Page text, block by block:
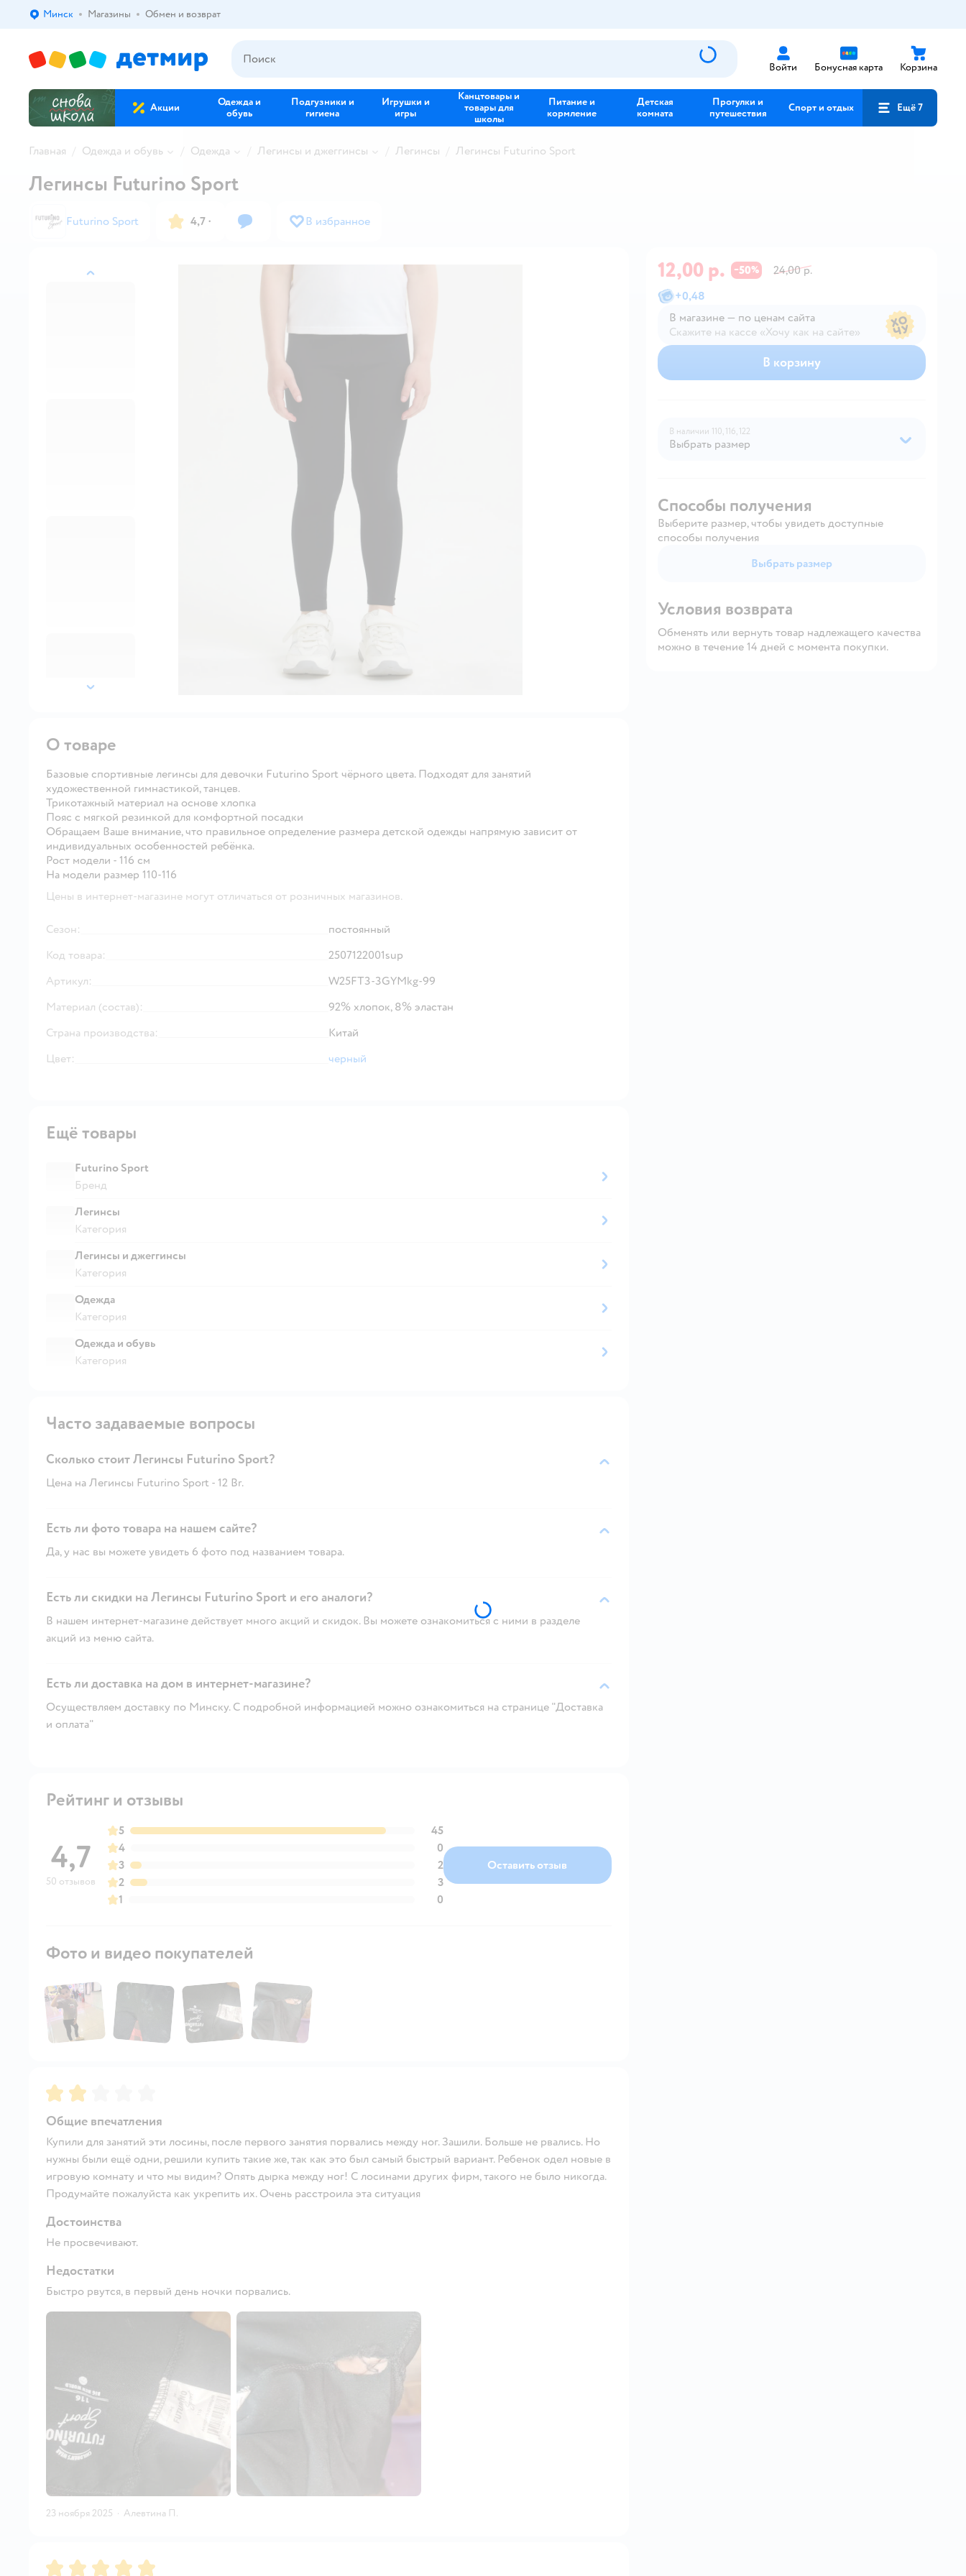
Выбор адреса доставки.
Минск Магазины Обмен и возврат
Войти Бонусная карта Корзина
Акции
Одежда и
обувь
Подгузники и
гигиена
Игрушки и
игры
Канцтовары и
товары для
школы
Питание и
кормление
Детская
комната
Прогулки и
путешествия
Спорт и отдых Ещё 7
Главная Одежда и обувь Одежда Легинсы и джеггинсы Легинсы Легинсы Futurino Sport
назад
далее
Легинсы Futurino Sport
Futurino Sport 4,7 · В избранное
12,00 р. −50%
24,00 р.
+0,48
В магазине — по ценам сайта
Скажите на кассе «Хочу как на сайте»
В магазине — по ценам сайта
В корзину
В наличии 110, 116, 122
Выбрать размер
Способы получения
Выберите размер, чтобы увидеть доступные
способы получения
Выбрать размер
Условия возврата
Обменять или вернуть товар надлежащего качества
можно в течение 14 дней с момента покупки.
О товаре
Базовые спортивные легинсы для девочки Futurino Sport чёрного цвета. Подходят для занятий
художественной гимнастикой, танцев.
Трикотажный материал на основе хлопка
Пояс с мягкой резинкой для комфортной посадки
Обращаем Ваше внимание, что правильное определение размера детской одежды напрямую зависит от
индивидуальных особенностей ребёнка.
Рост модели - 116 см
На модели размер 110-116
Цены в интернет-магазине могут отличаться от розничных магазинов.
Сезон:
постоянный
Код товара:
2507122001sup
Артикул:
W25FT3-3GYMkg-99
Материал (состав):
92% хлопок, 8% эластан
Страна производства:
Китай
Цвет:
черный
Ещё товары
Futurino Sport
Бренд
Легинсы
Категория
Легинсы и джеггинсы
Категория
Одежда
Категория
Одежда и обувь
Категория
Часто задаваемые вопросы
Сколько стоит Легинсы Futurino Sport?
Цена на Легинсы Futurino Sport - 12 Br.
Есть ли фото товара на нашем сайте?
Да, у нас вы можете увидеть 6 фото под названием товара.
Есть ли скидки на Легинсы Futurino Sport и его аналоги?
В нашем интернет-магазине действует много акций и скидок. Вы можете ознакомиться с ними в разделе
акций из меню сайта.
Есть ли доставка на дом в интернет-магазине?
Осуществляем доставку по Минску. С подробной информацией можно ознакомиться на странице "Доставка
и оплата"
Рейтинг и отзывы
4,7
50 отзывов
5
45
4
0
3
2
2
3
1
0
Оставить отзыв
Фото и видео покупателей
Рейтинг:
Общие впечатления
Купили для занятий эти лосины, после первого занятия порвались между ног. Зашили. Больше не рвались. Но
нужны были ещё одни, решили купить такие же, так как это был самый быстрый вариант. Ребенок одел новые в
игровую комнату и что мы видим? Опять дырка между ног! С лосинами других фирм, такого не было никогда.
Продумайте пожалуйста как укрепить их. Очень расстроила эта ситуация
Достоинства
Не просвечивают.
Недостатки
Быстро рвутся, в первый день ночки порвались.
23 ноября 2025 · Алевтина П.
Рейтинг:5